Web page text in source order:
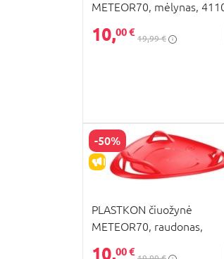
METEOR70, mėlynas,
10,00 €
19,99 €
-50%
IŠPARDAVIMAS
PLASTKON čiuožynė
METEOR70, raudonas,
10,00 €